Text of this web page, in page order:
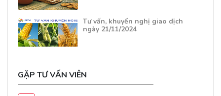
Tư vấn, khuyến nghị giao dịch
ngày 21/11/2024
GẶP TƯ VẤN VIÊN